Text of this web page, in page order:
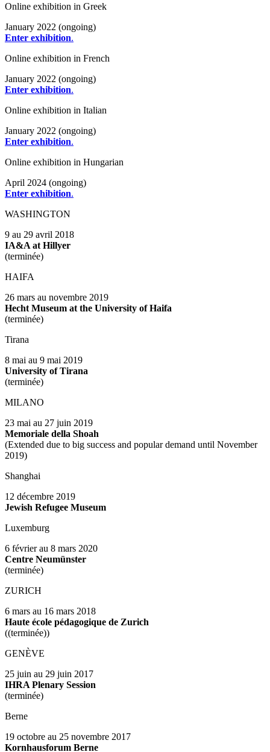
Online exhibition in Greek
January 2022 (ongoing)
Enter exhibition.
Online exhibition in French
January 2022 (ongoing)
Enter exhibition.
Online exhibition in Italian
January 2022 (ongoing)
Enter exhibition.
Online exhibition in Hungarian
April 2024 (ongoing)
Enter exhibition.
WASHINGTON
9 au 29 avril 2018
IA&A at Hillyer
(terminée)
HAIFA
26 mars au novembre 2019
Hecht Museum at the University of Haifa
(terminée)
Tirana
8 mai au 9 mai 2019
University of Tirana
(terminée)
MILANO
23 mai au 27 juin 2019
Memoriale della Shoah
(Extended due to big success and popular demand until November
2019)
Shanghai
12 décembre 2019
Jewish Refugee Museum
Luxemburg
6 février au 8 mars 2020
Centre Neumünster
(terminée)
ZURICH
6 mars au 16 mars 2018
Haute école pédagogique de Zurich
((terminée))
GENÈVE
25 juin au 29 juin 2017
IHRA Plenary Session
(terminée)
Berne
19 octobre au 25 novembre 2017
Kornhausforum Berne